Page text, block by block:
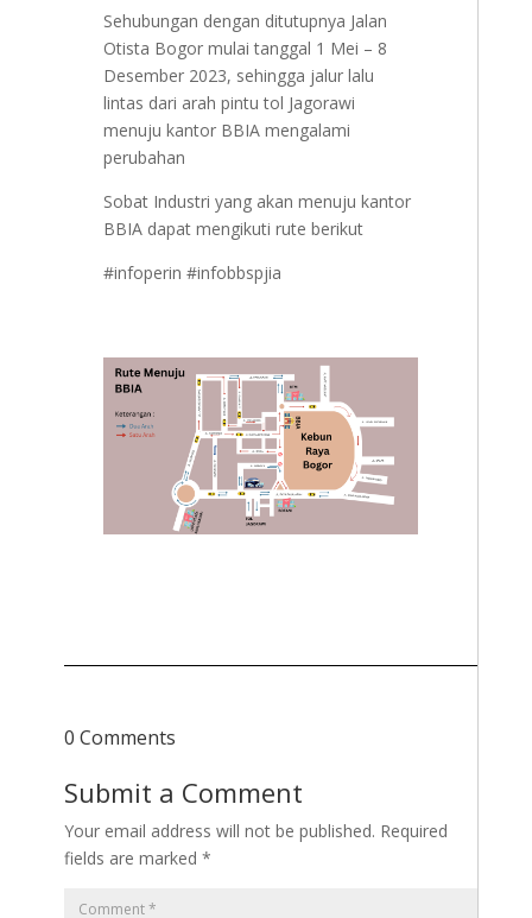
Sehubungan dengan ditutupnya Jalan
Otista Bogor mulai tanggal 1 Mei – 8
Desember 2023, sehingga jalur lalu
lintas dari arah pintu tol Jagorawi
menuju kantor BBIA mengalami
perubahan
Sobat Industri yang akan menuju kantor
BBIA dapat mengikuti rute berikut
#infoperin #infobbspjia
0 Comments
Submit a Comment
Your email address will not be published. Required
fields are marked *